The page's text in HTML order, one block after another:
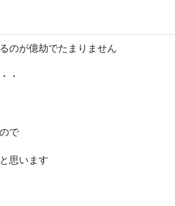
のが億劫でたまりません
・
で
思います